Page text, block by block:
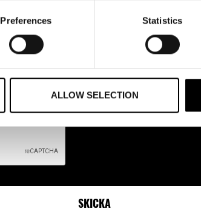
Preferences Statistics
ALLOW SELECTION